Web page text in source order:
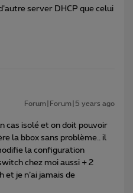
server DHCP que celui
Forum|Forum|5 years ago
cas isolé et on doit pouvoir
la bbox sans problème.. il
la configuration
chez moi aussi + 2
et je n’ai jamais de